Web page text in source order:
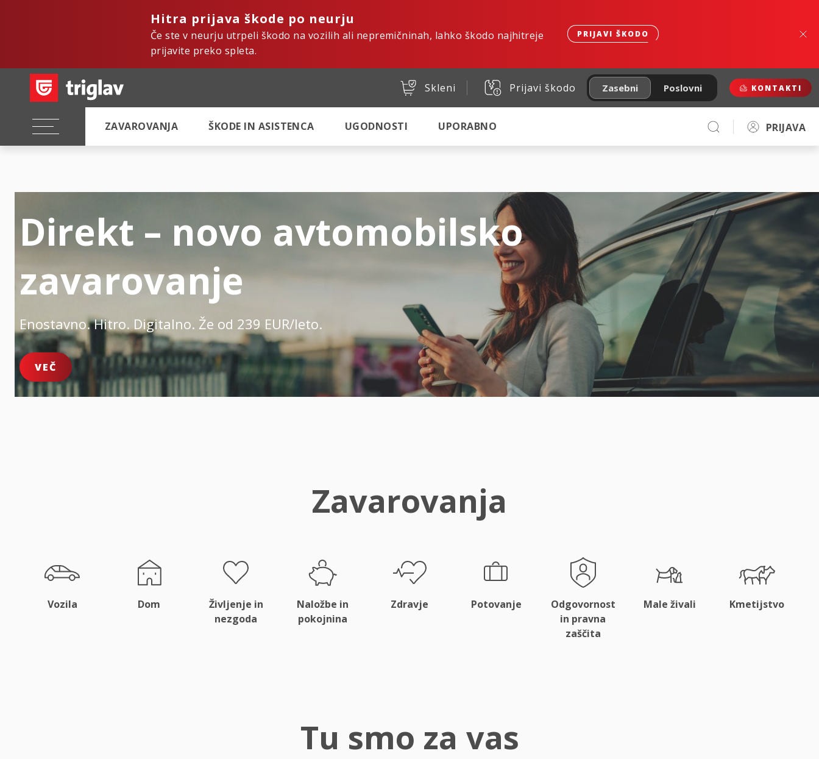
Hitra prijava škode po neurju
Če ste v neurju utrpeli škodo na vozilih ali nepremičninah, lahko škodo najhitreje
prijavite preko spleta.
PRIJAVI ŠKODO
Skleni Prijavi škodo Zasebni Poslovni KONTAKTI
ZAVAROVANJA ŠKODE IN ASISTENCA UGODNOSTI UPORABNO PRIJAVA
Direkt – novo avtomobilsko
zavarovanje
Enostavno. Hitro. Digitalno. Že od 239 EUR/leto.
VEČ
Zavarovanja
Vozila Dom
Življenje in
nezgoda
Naložbe in
pokojnina
Zdravje Potovanje
Odgovornost
in pravna
zaščita
Male živali Kmetijstvo
Tu smo za vas